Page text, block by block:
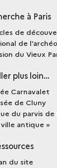
à Paris
de
de
du Vieux
plus loin…
Carnavalet
de Cluny
du parvis
ville antique »
du site